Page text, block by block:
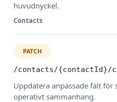
huvudnyckel.
Contacts
PATCH
/contacts/{contactId}/
Uppdatera anpassade fält för
operativt sammanhang.